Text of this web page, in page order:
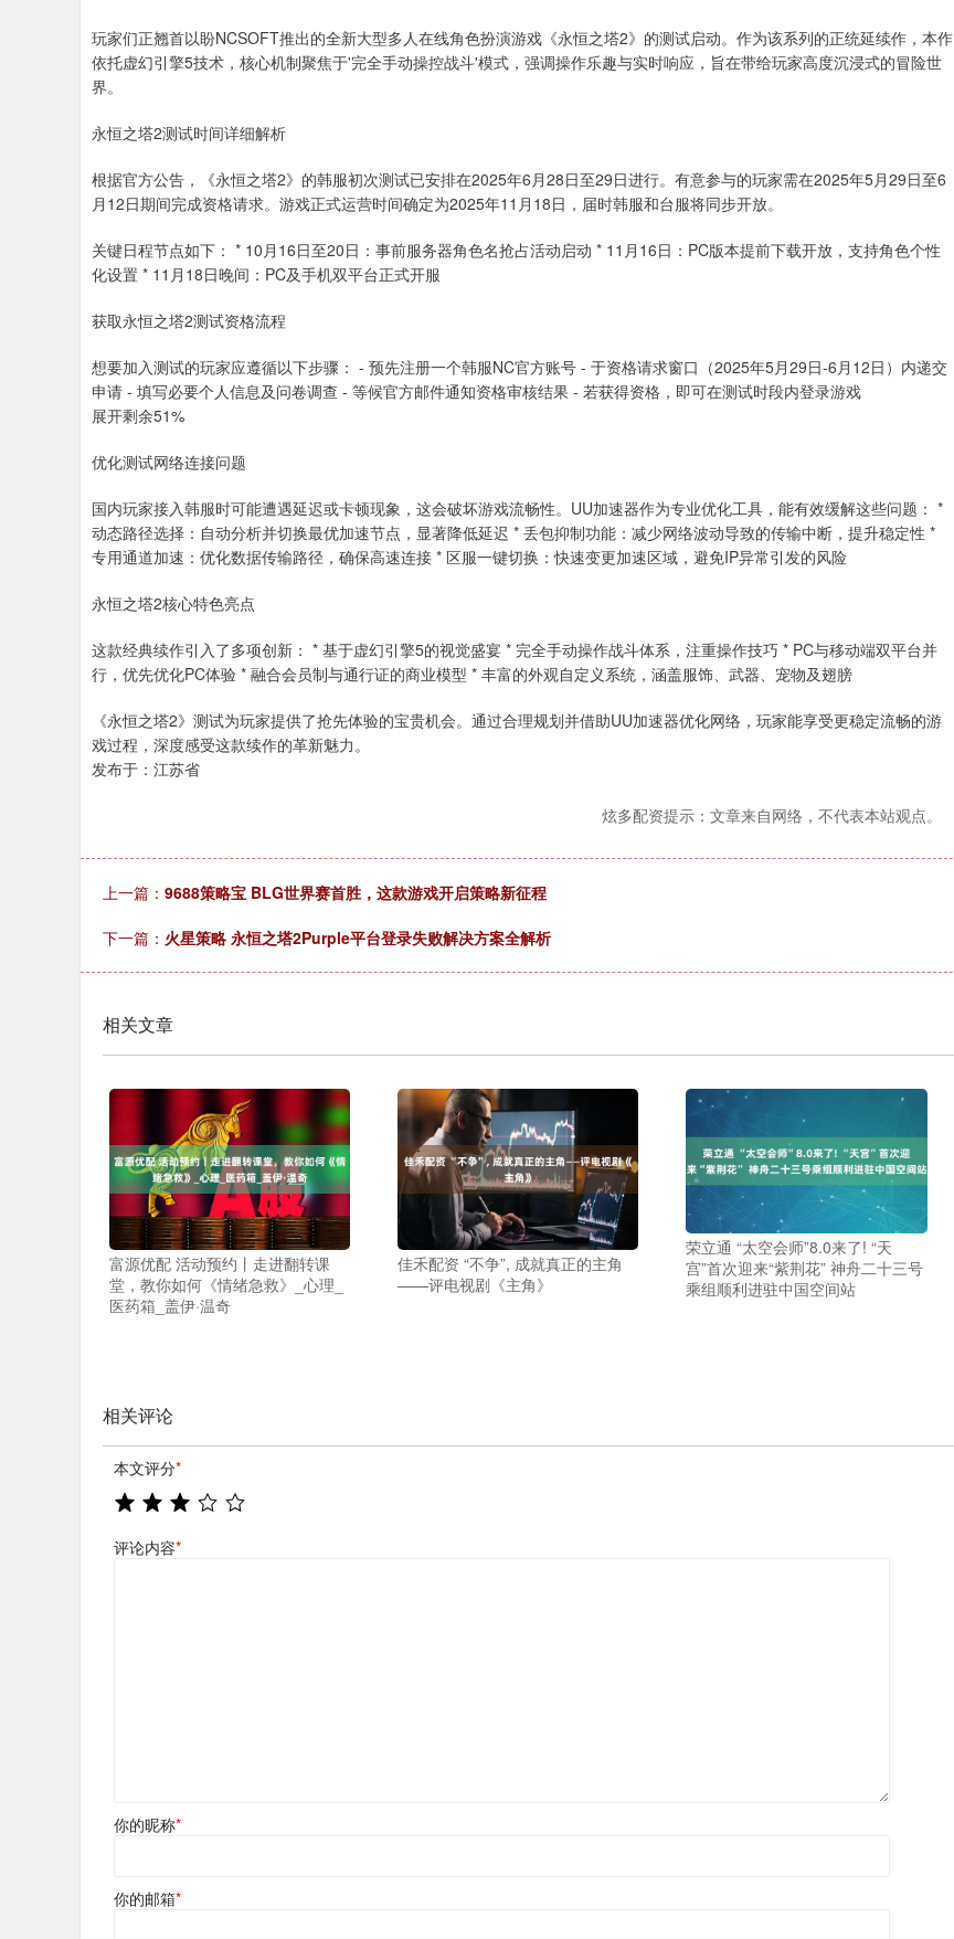
玩家们正翘首以盼NCSOFT推出的全新大型多人在线角色扮演游戏《永恒之塔2》的测试启动。作为该系列的正统延续作，本作
依托虚幻引擎5技术，核心机制聚焦于'完全手动操控战斗'模式，强调操作乐趣与实时响应，旨在带给玩家高度沉浸式的冒险世
界。
永恒之塔2测试时间详细解析
根据官方公告，《永恒之塔2》的韩服初次测试已安排在2025年6月28日至29日进行。有意参与的玩家需在2025年5月29日至6
月12日期间完成资格请求。游戏正式运营时间确定为2025年11月18日，届时韩服和台服将同步开放。
关键日程节点如下： * 10月16日至20日：事前服务器角色名抢占活动启动 * 11月16日：PC版本提前下载开放，支持角色个性
化设置 * 11月18日晚间：PC及手机双平台正式开服
获取永恒之塔2测试资格流程
想要加入测试的玩家应遵循以下步骤： - 预先注册一个韩服NC官方账号 - 于资格请求窗口（2025年5月29日-6月12日）内递交
申请 - 填写必要个人信息及问卷调查 - 等候官方邮件通知资格审核结果 - 若获得资格，即可在测试时段内登录游戏
展开剩余51%
优化测试网络连接问题
国内玩家接入韩服时可能遭遇延迟或卡顿现象，这会破坏游戏流畅性。UU加速器作为专业优化工具，能有效缓解这些问题： *
动态路径选择：自动分析并切换最优加速节点，显著降低延迟 * 丢包抑制功能：减少网络波动导致的传输中断，提升稳定性 *
专用通道加速：优化数据传输路径，确保高速连接 * 区服一键切换：快速变更加速区域，避免IP异常引发的风险
永恒之塔2核心特色亮点
这款经典续作引入了多项创新： * 基于虚幻引擎5的视觉盛宴 * 完全手动操作战斗体系，注重操作技巧 * PC与移动端双平台并
行，优先优化PC体验 * 融合会员制与通行证的商业模型 * 丰富的外观自定义系统，涵盖服饰、武器、宠物及翅膀
《永恒之塔2》测试为玩家提供了抢先体验的宝贵机会。通过合理规划并借助UU加速器优化网络，玩家能享受更稳定流畅的游
戏过程，深度感受这款续作的革新魅力。
发布于：江苏省
炫多配资提示：文章来自网络，不代表本站观点。
上一篇： 9688策略宝 BLG世界赛首胜，这款游戏开启策略新征程
下一篇： 火星策略 永恒之塔2Purple平台登录失败解决方案全解析
相关文章
富源优配 活动预约丨走进翻转课
堂，教你如何《情绪急救》_心理_
医药箱_盖伊·温奇
佳禾配资 “不争”, 成就真正的主角
——评电视剧《主角》
荣立通 “太空会师”8.0来了! “天
宫”首次迎来“紫荆花” 神舟二十三号
乘组顺利进驻中国空间站
相关评论
本文评分*
评论内容*
你的昵称*
你的邮箱*